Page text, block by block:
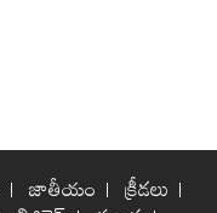
జాతీయం క్రీడలు